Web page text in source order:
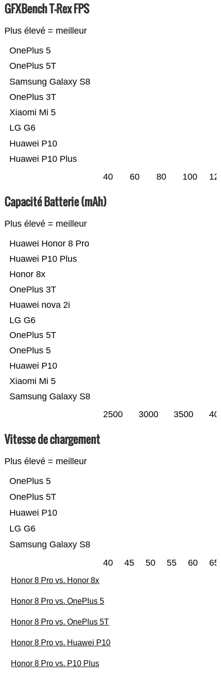
GFXBench T-Rex FPS
Plus élevé = meilleur
Huawei P10 Plus
Huawei P10
LG G6
Xiaomi Mi 5
OnePlus 3T
Samsung Galaxy S8
OnePlus 5T
OnePlus 5
40 60 80 100
Capacité Batterie (mAh)
Plus élevé = meilleur
Samsung Galaxy S8
Xiaomi Mi 5
Huawei P10
OnePlus 5
OnePlus 5T
LG G6
Huawei nova 2i
OnePlus 3T
Honor 8x
Huawei P10 Plus
Huawei Honor 8 Pro
2500 3000 3500
Vitesse de chargement
Plus élevé = meilleur
Samsung Galaxy S8
LG G6
Huawei P10
OnePlus 5T
OnePlus 5
40 45 50 55 60 65
Honor 8 Pro vs. Honor 8x
Honor 8 Pro vs. OnePlus 5
Honor 8 Pro vs. OnePlus 5T
Honor 8 Pro vs. Huawei P10
Honor 8 Pro vs. P10 Plus